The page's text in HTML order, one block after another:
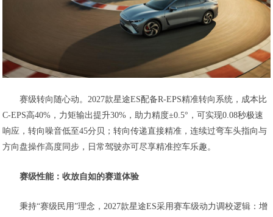
赛级转向随心动。2027款星途ES配备R-EPS精准转向系统，成本比
C-EPS高40%，力矩输出提升30%，助力精度±0.5°，可实现0.08秒极速
响应，转向噪音低至45分贝；转向传递直接精准，连续过弯车头指向与
方向盘操作高度同步，日常驾驶亦可尽享精准控车乐趣。
赛级性能：收放自如的赛道体验
秉持“赛级民用”理念，2027款星途ES采用赛车级动力调校逻辑：增